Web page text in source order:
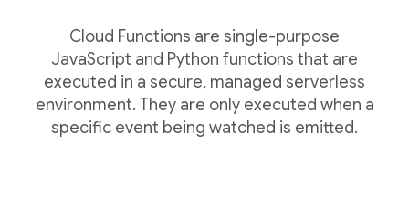
Cloud Functions are single-purpose
JavaScript and Python functions that are
executed in a secure, managed serverless
environment. They are only executed when a
specific event being watched is emitted.